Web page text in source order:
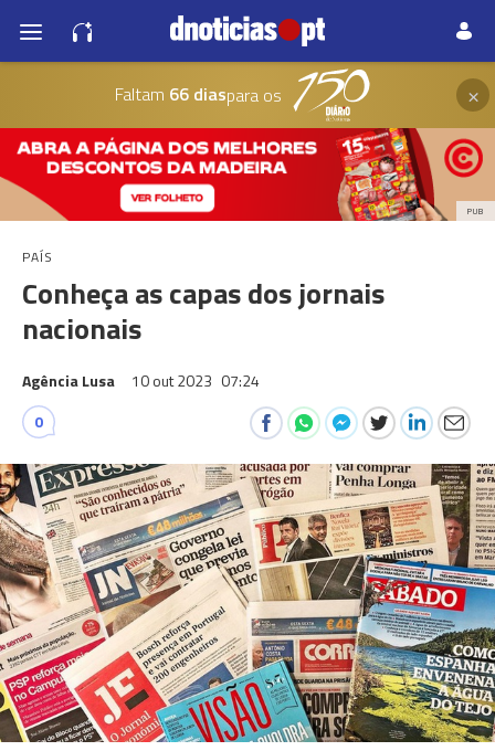
Faltam 66 diaspara os ×
PUB
PAÍS
Conheça as capas dos jornais
nacionais
Agência Lusa 10 out 2023 07:24
0